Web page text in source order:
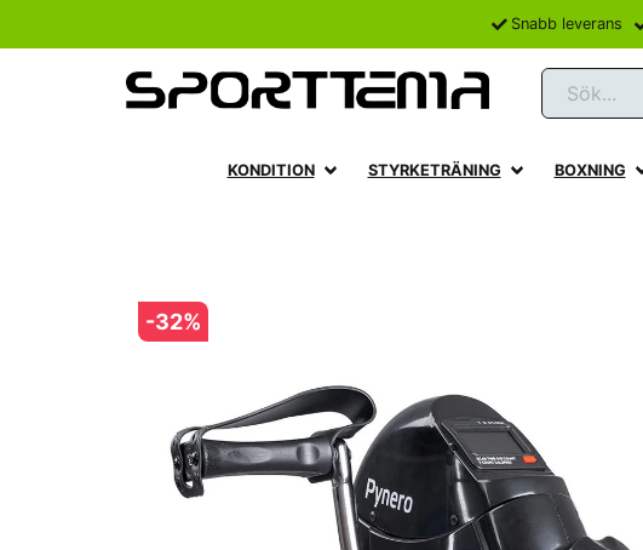
Snabb leverans
Sök...
KONDITION STYRKETRÄNING BOXNING
-32%